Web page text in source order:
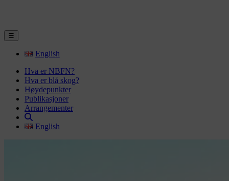
☰
English
Hva er NBFN?
Hva er blå skog?
Høydepunkter
Publikasjoner
Arrangementer
English